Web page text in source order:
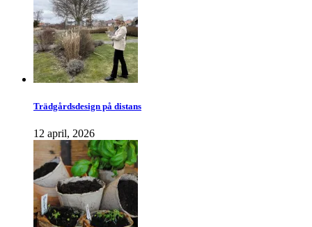
Trädgårdsdesign på distans
12 april, 2026